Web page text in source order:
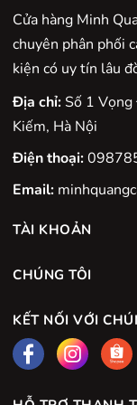
Công nghệ
thấu kính một
phục tối đa hiện
thời có tác dụng
cho ảnh đẹp
những dòng ống
tính toán cẩn
khác nhau tùy
và độ sắc nét của
Cửa hàng Minh
chuyên phân phối
kiện có uy tín lâu
Địa chỉ:Số 1 Vọng
Kiếm, Hà Nội
Điện thoại:
Email:
TÀI KHOẢN
CHÚNG TÔI
KẾT NỐI VỚI